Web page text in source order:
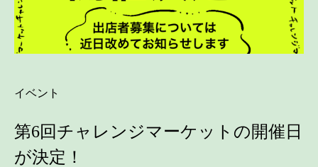
イベント
第6回チャレンジマーケットの開催日
が決定！